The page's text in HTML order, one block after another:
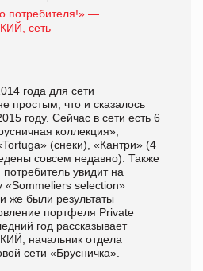
потребителя!» —
сеть
года для сети
простым, что и сказалось
году. Сейчас в сети есть 6
коллекция»,
(снеки), «Кантри» (4
совсем недавно). Также
увидит на
«Sommeliers selection»
же были результаты
портфеля Private
год рассказывает
начальник отдела
сети «Брусничка».